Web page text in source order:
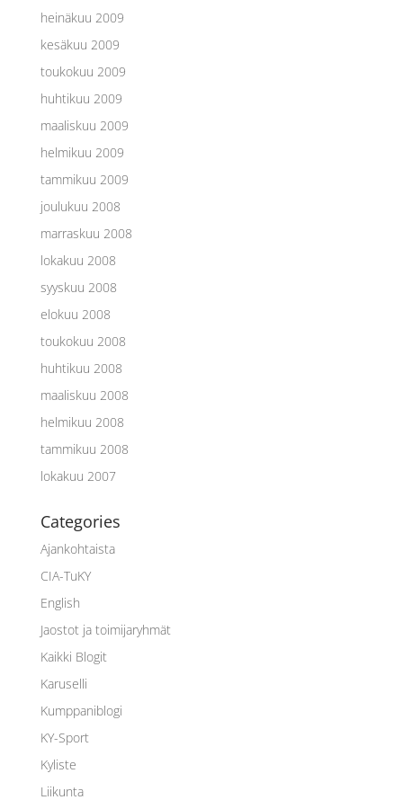
heinäkuu 2009
kesäkuu 2009
toukokuu 2009
huhtikuu 2009
maaliskuu 2009
helmikuu 2009
tammikuu 2009
joulukuu 2008
marraskuu 2008
lokakuu 2008
syyskuu 2008
elokuu 2008
toukokuu 2008
huhtikuu 2008
maaliskuu 2008
helmikuu 2008
tammikuu 2008
lokakuu 2007
Categories
Ajankohtaista
CIA-TuKY
English
Jaostot ja toimijaryhmät
Kaikki Blogit
Karuselli
Kumppaniblogi
KY-Sport
Kyliste
Liikunta